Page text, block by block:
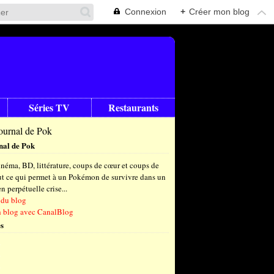
Connexion + Créer mon blog
Séries TV Restaurants
de Pok
BD, littérature, coups de cœur et coups de
ce qui permet à un Pokémon de survivre dans un
perpétuelle crise...
blog
blog avec CanalBlog